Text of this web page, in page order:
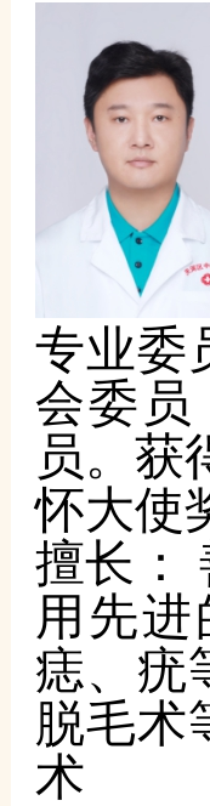
专业委
会委
员。获
怀大使
擅长：
用先
痣、疣
脱毛术
术